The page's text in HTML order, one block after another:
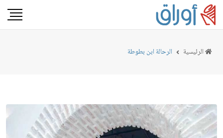
الرئيسية الرحالة ابن بطوطة